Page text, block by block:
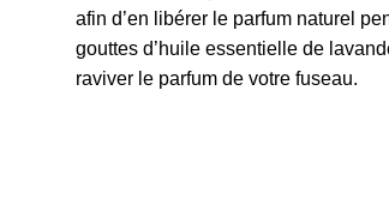
afin d’en libérer le parfum naturel
gouttes d’huile essentielle de
raviver le parfum de votre fuseau.